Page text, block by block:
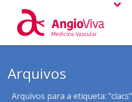
Arquivos
Arquivos para a etiqueta: "clacs"